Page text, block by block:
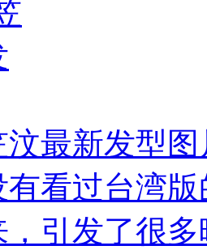
汶最新发型图
有看过台湾
引发了很